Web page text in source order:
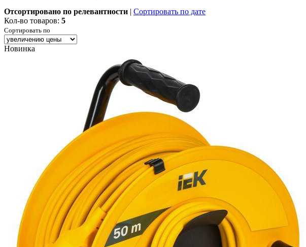
Отсортировано по релевантности | Сортировать по дате
Кол-во товаров: 5
Сортировать по
Новинка